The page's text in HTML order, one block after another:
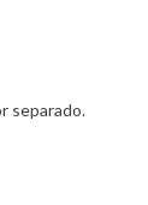
separado.